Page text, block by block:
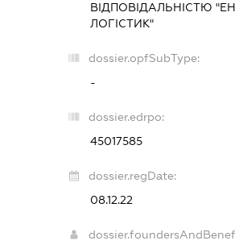
ВІДПОВІДАЛЬНІСТЮ
ЛОГІСТИК"
dossier.opfSubType:
-
dossier.edrpo:
45017585
dossier.regDate:
08.12.22